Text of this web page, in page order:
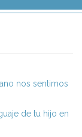
nos sentimos
de tu hijo en